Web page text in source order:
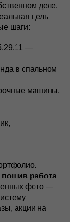
деле.
цель
шаги:
—
в спальном
машины,
пошив работа
фото —
акции на